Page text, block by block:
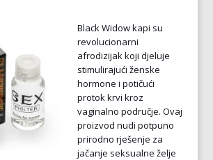
Black Widow kapi su
revolucionarni
afrodizijak koji djeluje
stimulirajući ženske
hormone i potičući
protok krvi kroz
vaginalno područje. Ovaj
proizvod nudi potpuno
prirodno rješenje za
jačanje seksualne želje